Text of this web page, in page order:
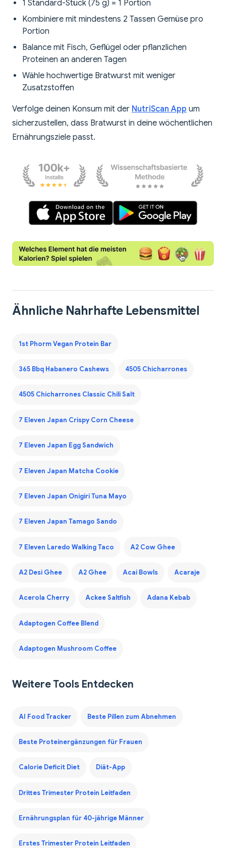
1 Standard-Stück (75 g) = 1 Portion
Kombiniere mit mindestens 2 Tassen Gemüse pro
Portion
Balance mit Fisch, Geflügel oder pflanzlichen
Proteinen an anderen Tagen
Wähle hochwertige Bratwurst mit weniger
Zusatzstoffen
Verfolge deinen Konsum mit der NutriScan App um
sicherzustellen, dass Bratwurst in deine wöchentlichen
Ernährungsziele passt.
Ähnliche Nahrhafte Lebensmittel
1st Phorm Vegan Protein Bar
365 Bbq Habanero Cashews 4505 Chicharrones
4505 Chicharrones Classic Chili Salt
7 Eleven Japan Crispy Corn Cheese
7 Eleven Japan Egg Sandwich
7 Eleven Japan Matcha Cookie
7 Eleven Japan Onigiri Tuna Mayo
7 Eleven Japan Tamago Sando
7 Eleven Laredo Walking Taco A2 Cow Ghee
A2 Desi Ghee A2 Ghee Acai Bowls Acaraje
Acerola Cherry Ackee Saltfish Adana Kebab
Adaptogen Coffee Blend
Adaptogen Mushroom Coffee
Weitere Tools Entdecken
AI Food Tracker Beste Pillen zum Abnehmen
Beste Proteinergänzungen für Frauen
Calorie Deficit Diet Diät-App
Drittes Trimester Protein Leitfaden
Ernährungsplan für 40-jährige Männer
Erstes Trimester Protein Leitfaden